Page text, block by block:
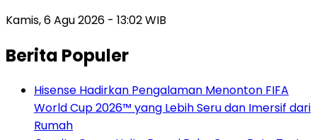
Kamis, 6 Agu 2026 - 13:02 WIB
Berita Populer
Hisense Hadirkan Pengalaman Menonton FIFA
World Cup 2026™ yang Lebih Seru dan Imersif dari
Rumah